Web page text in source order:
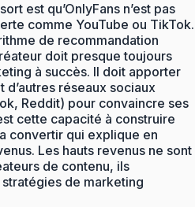
est qu’OnlyFans n’est pas
comme YouTube ou TikTok.
de recommandation
doit presque toujours
à succès. Il doit apporter
réseaux sociaux
Reddit) pour convaincre ses
cette capacité à construire
convertir qui explique en
Les hauts revenus ne sont
de contenu, ils
de marketing